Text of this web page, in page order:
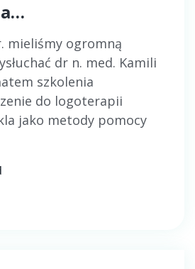
mieliśmy ogromną
dr n. med. Kamili
szkolenia
do logoterapii
jako metody pomocy